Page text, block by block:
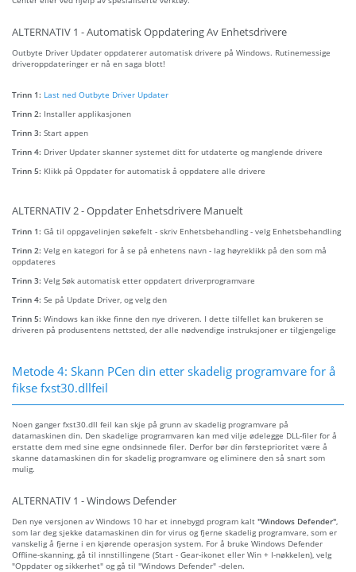
ALTERNATIV 1 - Automatisk Oppdatering Av Enhetsdrivere
Outbyte Driver Updater oppdaterer automatisk drivere på Windows. Rutinemessige
driveroppdateringer er nå en saga blott!
Trinn 1: Last ned Outbyte Driver Updater
Trinn 2: Installer applikasjonen
Trinn 3: Start appen
Trinn 4: Driver Updater skanner systemet ditt for utdaterte og manglende drivere
Trinn 5: Klikk på Oppdater for automatisk å oppdatere alle drivere
ALTERNATIV 2 - Oppdater Enhetsdrivere Manuelt
Trinn 1: Gå til oppgavelinjen søkefelt - skriv Enhetsbehandling - velg Enhetsbehandling
Trinn 2: Velg en kategori for å se på enhetens navn - lag høyreklikk på den som må
oppdateres
Trinn 3: Velg Søk automatisk etter oppdatert driverprogramvare
Trinn 4: Se på Update Driver, og velg den
Trinn 5: Windows kan ikke finne den nye driveren. I dette tilfellet kan brukeren se
driveren på produsentens nettsted, der alle nødvendige instruksjoner er tilgjengelige
Metode 4: Skann PCen din etter skadelig programvare for å
fikse fxst30.dllfeil
Noen ganger fxst30.dll feil kan skje på grunn av skadelig programvare på
datamaskinen din. Den skadelige programvaren kan med vilje ødelegge DLL-filer for å
erstatte dem med sine egne ondsinnede filer. Derfor bør din førsteprioritet være å
skanne datamaskinen din for skadelig programvare og eliminere den så snart som
mulig.
ALTERNATIV 1 - Windows Defender
Den nye versjonen av Windows 10 har et innebygd program kalt "Windows Defender"
som lar deg sjekke datamaskinen din for virus og fjerne skadelig programvare, som er
vanskelig å fjerne i en kjørende operasjon system. For å bruke Windows Defender
Offline-skanning, gå til innstillingene (Start - Gear-ikonet eller Win + I-nøkkelen), velg
"Oppdater og sikkerhet" og gå til "Windows Defender" -delen.